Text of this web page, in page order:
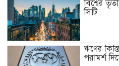
বিশ্বের
সিটি
ঋণের
পরামর্শ